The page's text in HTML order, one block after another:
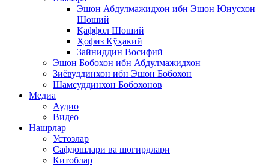
Эшон Абдулмажидхон ибн Эшон Юнусхон
Шоший
Қаффол Шоший
Ҳофиз Кўҳакий
Зайниддин Восифий
Эшон Бобохон ибн Абдулмажидхон
Зиёвуддинхон ибн Эшон Бобохон
Шамсуддинхон Бобохонов
Медиа
Аудио
Видео
Нашрлар
Устозлар
Сафдошлари ва шогирдлари
Китоблар